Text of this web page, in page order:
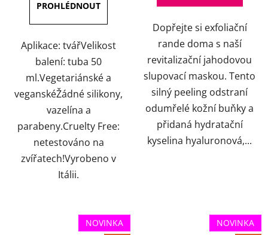
Aplikace: tvářVelikost
balení: tuba 50
ml.Vegetariánské a
veganskéŽádné silikony,
vazelína a
parabeny.Cruelty Free:
netestováno na
zvířatech!Vyrobeno v
Itálii.
Dopřejte si exfoliační
rande doma s naší
revitalizační jahodovou
slupovací maskou. Tento
silný peeling odstraní
odumřelé kožní buňky a
přidaná hydratační
kyselina hyaluronová,...
NOVINKA
NOVINKA